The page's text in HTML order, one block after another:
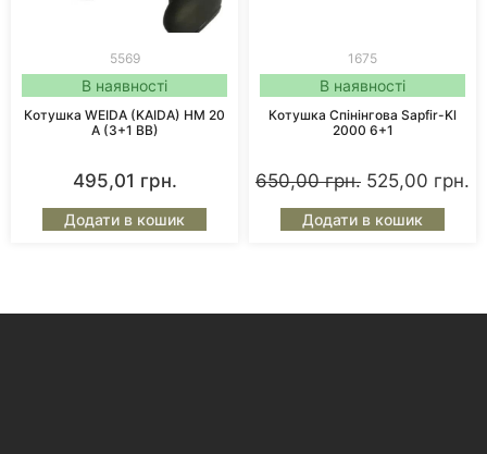
5569
В наявності
Котушка WEIDA (KAIDA) HM 20
A (3+1 BB)
495,01 грн.
Додати в кошик
1675
В наявності
Котушка Спінінгова Sapfir-Kl
2000 6+1
650,00грн. 525,00 грн.
Додати в кошик